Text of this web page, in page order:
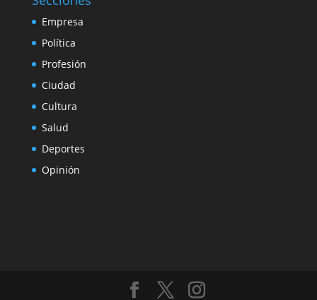
Empresa
Política
Profesión
Ciudad
Cultura
Salud
Deportes
Opinión